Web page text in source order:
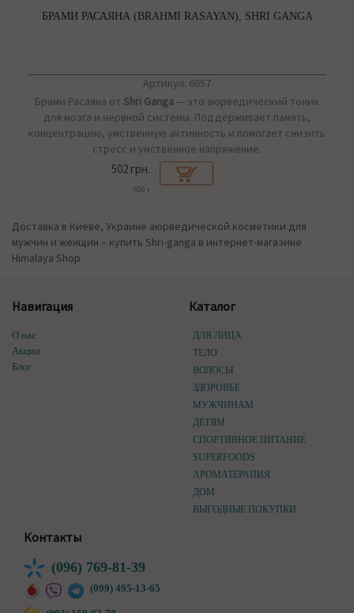
БРАМИ РАСАЯНА (BRAHMI RASAYAN), SHRI GANGA
Артикул: 6657
Брами Расаяна от Shri Ganga — это аюрведический тоник
для мозга и нервной системы. Поддерживает память,
концентрацию, умственную активность и помогает снизить
стресс и умственное напряжение.
502 грн.
500 г
Доставка в Киеве, Украине аюрведической косметики для
мужчин и женщин – купить Shri-ganga в интернет-магазине
Himalaya Shop
Навигация
О нас
Акции
Блог
Каталог
ДЛЯ ЛИЦА
ТЕЛО
ВОЛОСЫ
ЗДОРОВЬЕ
МУЖЧИНАМ
ДЕТЯМ
СПОРТИВНОЕ ПИТАНИЕ
SUPERFOODS
АРОМАТЕРАПИЯ
ДОМ
ВЫГОДНЫЕ ПОКУПКИ
Контакты
(096) 769-81-39
(099) 495-13-65